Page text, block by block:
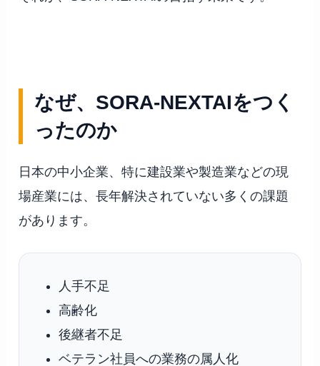
なぜ、SORA-NEXTAIをつく
ったのか
日本の中小企業、特に建設業や製造業などの現
場産業には、長年解決されていない多くの課題
があります。
人手不足
高齢化
後継者不足
ベテラン社員への業務の属人化